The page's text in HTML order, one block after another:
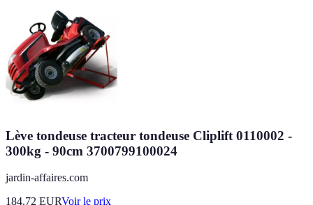
Lève tondeuse tracteur tondeuse Cliplift 0110002 -
300kg - 90cm 3700799100024
jardin-affaires.com
184.72 EURVoir le prix